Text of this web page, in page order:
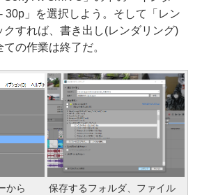
30p」を選択しよう。そして「レン
クすれば、書き出し(レンダリング)
の作業は終了だ。
から
保存するフォルダ、ファイル